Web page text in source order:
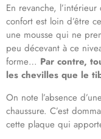
En revanche,
confort est loin d’être
une mousse qui ne
peu décevant à ce
forme… Par contre,
les chevilles que le
On note l’absence
chaussure. C’est
cette plaque qui